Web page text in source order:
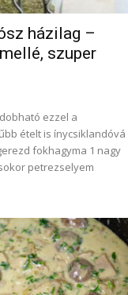
házilag –
szuper
ezzel a
ételt is ínycsiklandóvá
fokhagyma 1 nagy
petrezselyem